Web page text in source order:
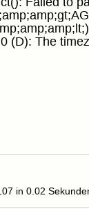
(D): The
in 0.02